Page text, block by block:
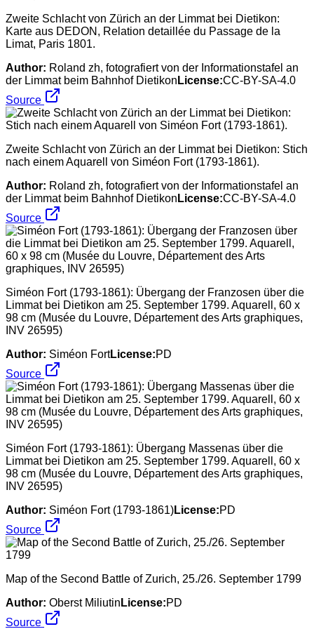
Zweite Schlacht von Zürich an der Limmat bei Dietikon:
Karte aus DEDON, Relation detaillée du Passage de la
Limat, Paris 1801.
Author: Roland zh, fotografiert von der Informationstafel an
der Limmat beim Bahnhof Dietikon License:CC-BY-SA-4.0
Source
Zweite Schlacht von Zürich an der Limmat bei Dietikon: Stich
nach einem Aquarell von Siméon Fort (1793-1861).
Author: Roland zh, fotografiert von der Informationstafel an
der Limmat beim Bahnhof Dietikon License:CC-BY-SA-4.0
Source
Siméon Fort (1793-1861): Übergang der Franzosen über die
Limmat bei Dietikon am 25. September 1799. Aquarell, 60 x
98 cm (Musée du Louvre, Département des Arts graphiques,
INV 26595)
Author: Siméon FortLicense:PD
Source
Siméon Fort (1793-1861): Übergang Massenas über die
Limmat bei Dietikon am 25. September 1799. Aquarell, 60 x
98 cm (Musée du Louvre, Département des Arts graphiques,
INV 26595)
Author: Siméon Fort (1793-1861)License:PD
Source
Map of the Second Battle of Zurich, 25./26. September 1799
Author: Oberst Miliutin License:PD
Source